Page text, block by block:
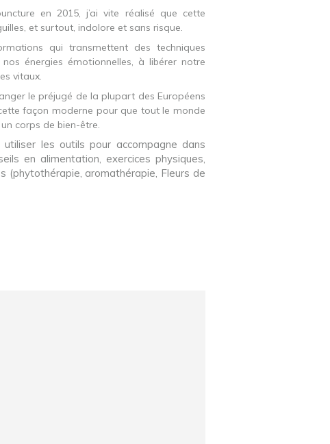
en 2015, j’ai vite réalisé que cette
et surtout, indolore et sans risque.
qui transmettent des techniques
énergies émotionnelles, à libérer notre
vitaux.
le préjugé de la plupart des Européens
façon moderne pour que tout le monde
corps de bien-être.
les outils pour accompagne dans
en alimentation, exercices physiques,
(phytothérapie, aromathérapie, Fleurs de